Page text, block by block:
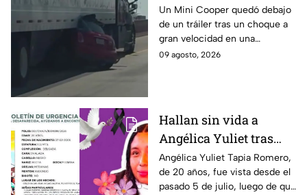
brutal choque en El
Paso y conductor sale
caminado
Un Mini Cooper quedó debajo
de un tráiler tras un choque a
gran velocidad en una
carretera interestatal de El
09 agosto, 2026
Hallan sin vida a
Angélica Yuliet tras
desaparecer por una
entrevista de trabajo en
Angélica Yuliet Tapia Romero,
de 20 años, fue vista desde el
pasado 5 de julio, luego de que